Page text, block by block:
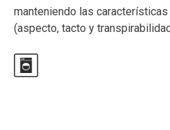
manteniendo las
(aspecto, tacto y